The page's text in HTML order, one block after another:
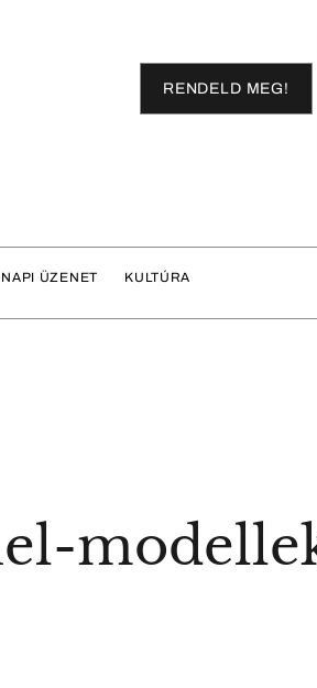
RENDELD MEG!
NAPI ÜZENET KULTÚRA